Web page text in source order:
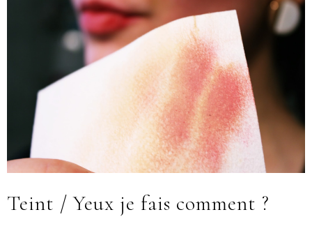
Teint / Yeux je fais comment ?